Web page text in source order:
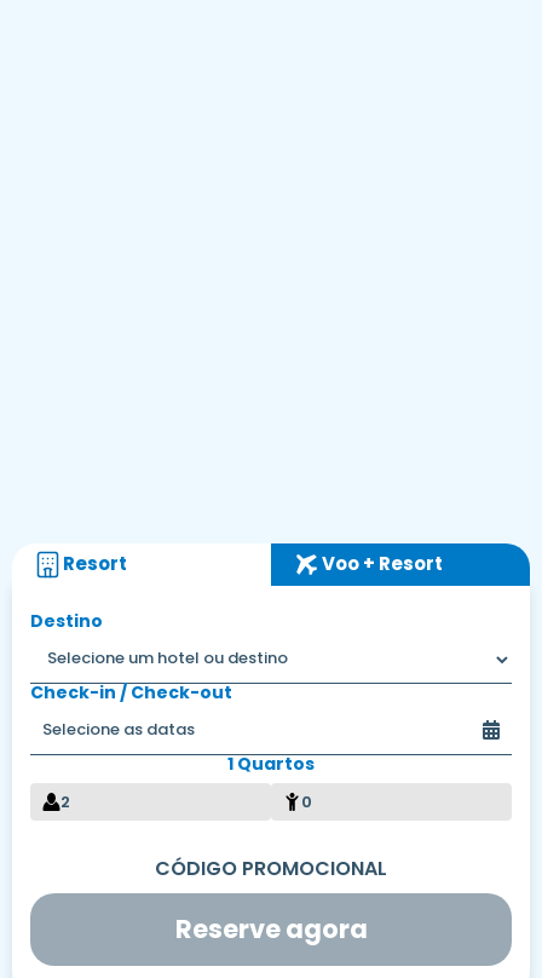
Resort Voo + Resort
Destino
Check-in / Check-out
1 Quartos
2 0
Reserve agora